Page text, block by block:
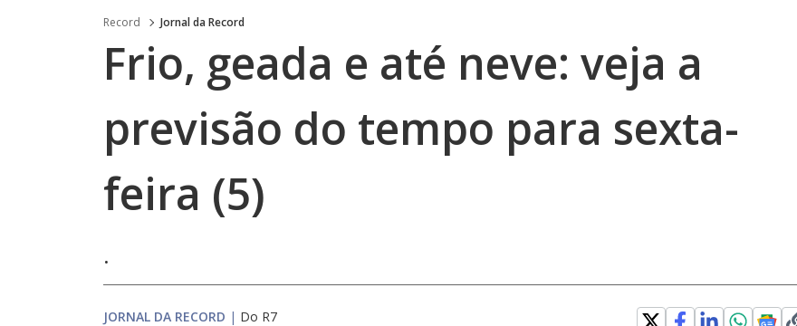
Record Jornal da Record
Frio, geada e até neve: veja a
previsão do tempo para sexta-
feira (5)
.
JORNAL DA RECORD | Do R7